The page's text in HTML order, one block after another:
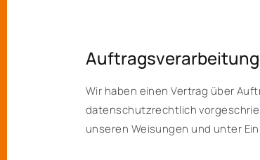
Auftragsverarbeitung
Wir haben einen Vertrag über
datenschutzrechtlich
unseren Weisungen und unter